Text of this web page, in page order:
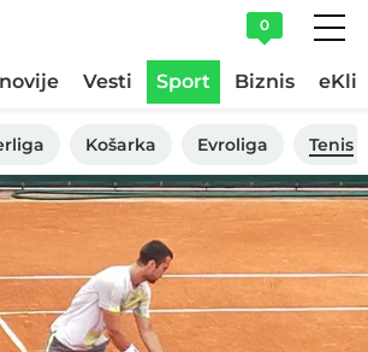
0
Vesti Sport Biznis
Košarka Evroliga Tenis